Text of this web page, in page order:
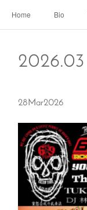
Home Bio
2026.03
28Mar2026